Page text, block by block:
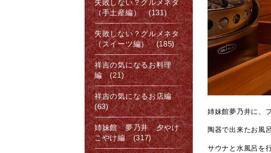
姉妹館夢乃井に、
陶器で出来たお風
サウナと水風呂を
失敗しない？グルメネタ
（手土産編） (131)
失敗しない？グルメネタ
（スイーツ編） (185)
祥吉の気になるお料理
編 (21)
祥吉の気になるお店編
(63)
姉妹館 夢乃井 夕やけ
こやけ編 (317)